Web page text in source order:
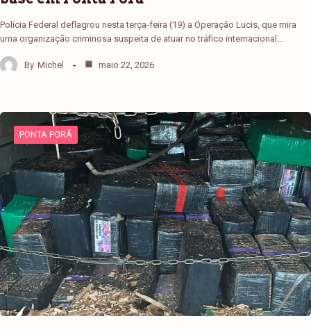
Polícia Federal deflagrou nesta terça-feira (19) a Operação Lucis, que mira
uma organização criminosa suspeita de atuar no tráfico internacional…
By Michel maio 22, 2026
PONTA PORÃ